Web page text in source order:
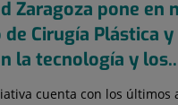
Zaragoza pone en
Cirugía Plástica y
la tecnología y
cuenta con los últimos